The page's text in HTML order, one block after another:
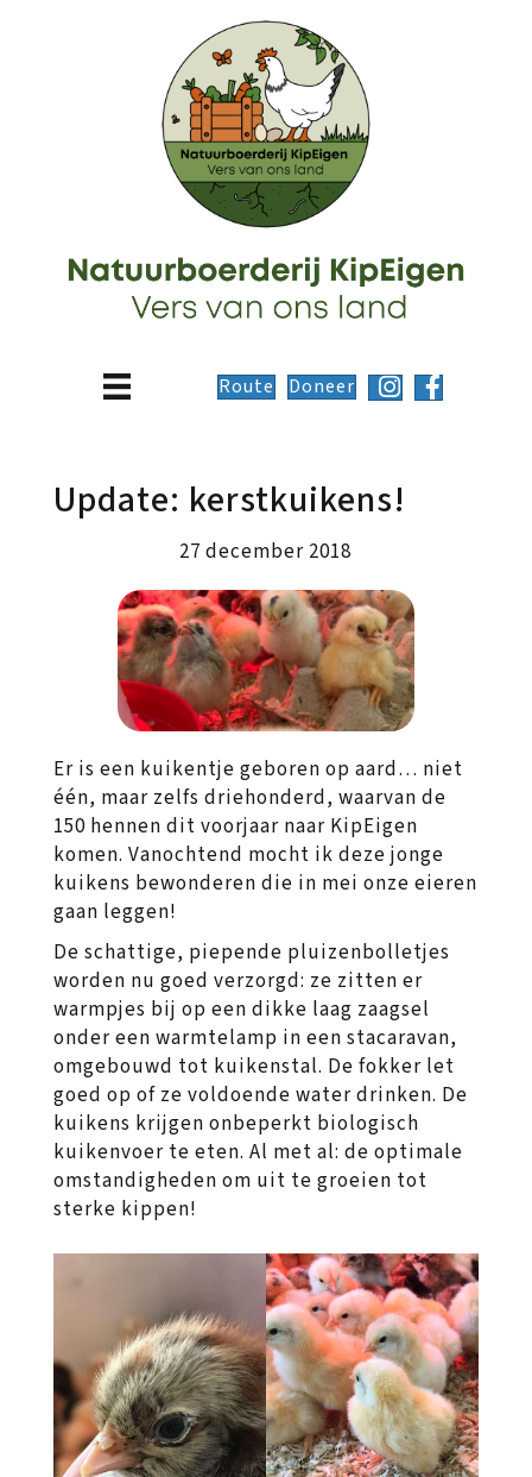
Route Doneer
Update: kerstkuikens!
27 december 2018
Er is een kuikentje geboren op aard… niet
één, maar zelfs driehonderd, waarvan de
150 hennen dit voorjaar naar KipEigen
komen. Vanochtend mocht ik deze jonge
kuikens bewonderen die in mei onze eieren
gaan leggen!
De schattige, piepende pluizenbolletjes
worden nu goed verzorgd: ze zitten er
warmpjes bij op een dikke laag zaagsel
onder een warmtelamp in een stacaravan,
omgebouwd tot kuikenstal. De fokker let
goed op of ze voldoende water drinken. De
kuikens krijgen onbeperkt biologisch
kuikenvoer te eten. Al met al: de optimale
omstandigheden om uit te groeien tot
sterke kippen!